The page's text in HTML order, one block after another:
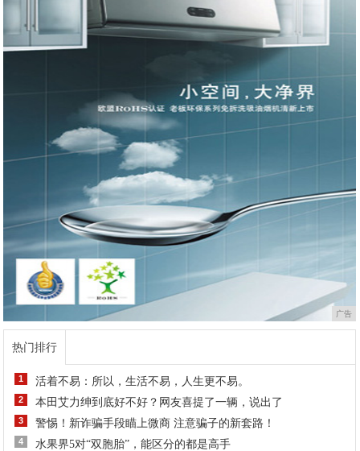
广告
热门排行
1 活着不易：所以，生活不易，人生更不易。
2 本田艾力绅到底好不好？网友喜提了一辆，说出了
3 警惕！新诈骗手段瞄上微商 注意骗子的新套路！
4 水果界5对“双胞胎”，能区分的都是高手